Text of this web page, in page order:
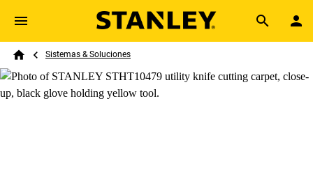
Skip to main content
Search
Breadcrumb
Sistemas & Soluciones